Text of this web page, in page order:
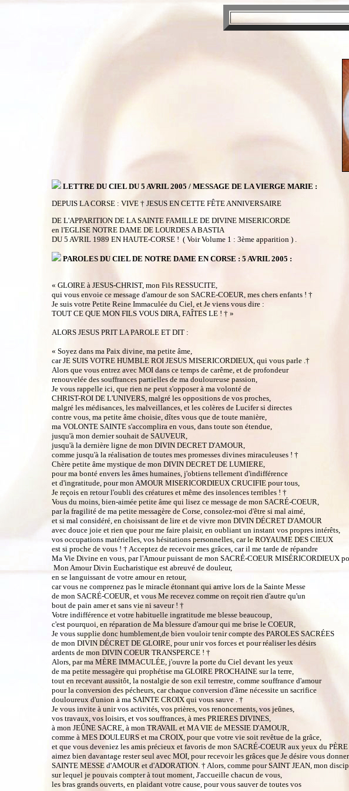
LETTRE DU CIEL DU 5 AVRIL 2005 / MESSAGE DE LA VIERGE MARIE :
DEPUIS LA CORSE : VIVE † JESUS EN CETTE FÊTE ANNIVERSAIRE
DE L'APPARITION DE LA SAINTE FAMILLE DE DIVINE MISERICORDE
en l'EGLISE NOTRE DAME DE LOURDES A BASTIA
DU 5 AVRIL 1989 EN HAUTE-CORSE ! ( Voir Volume 1 : 3ème apparition ) .
PAROLES DU CIEL DE NOTRE DAME EN CORSE : 5 AVRIL 2005 :
« GLOIRE à JESUS-CHRIST, mon Fils RESSUCITE,
qui vous envoie ce message d'amour de son SACRE-COEUR, mes chers enfants ! †
Je suis votre Petite Reine Immaculée du Ciel, et Je viens vous dire :
TOUT CE QUE MON FILS VOUS DIRA, FAÎTES LE ! † »
ALORS JESUS PRIT LA PAROLE ET DIT :
« Soyez dans ma Paix divine, ma petite âme,
car JE SUIS VOTRE HUMBLE ROI JESUS MISERICORDIEUX, qui vous parle .†
Alors que vous entrez avec MOI dans ce temps de carême, et de profondeur
renouvelée des souffrances partielles de ma douloureuse passion,
Je vous rappelle ici, que rien ne peut s'opposer à ma volonté de
CHRIST-ROI DE L'UNIVERS, malgré les oppositions de vos proches,
malgré les médisances, les malveillances, et les colères de Lucifer si directes
contre vous, ma petite âme choisie, dîtes vous que de toute manière,
ma VOLONTE SAINTE s'accomplira en vous, dans toute son étendue,
jusqu'à mon dernier souhait de SAUVEUR,
jusqu'à la dernière ligne de mon DIVIN DECRET D'AMOUR,
comme jusqu'à la réalisation de toutes mes promesses divines miraculeuses ! †
Chère petite âme mystique de mon DIVIN DECRET DE LUMIERE,
pour ma bonté envers les âmes humaines, j'obtiens tellement d'indifférence
et d'ingratitude, pour mon AMOUR MISERICORDIEUX CRUCIFIE pour tous,
Je reçois en retour l'oubli des créatures et même des insolences terribles ! †
Vous du moins, bien-aimée petite âme qui lisez ce message de mon SACRÉ-COEUR,
par la fragilité de ma petite messagère de Corse, consolez-moi d'être si mal aimé,
et si mal considéré, en choisissant de lire et de vivre mon DIVIN DÉCRET D'AMOUR
avec douce joie et rien que pour me faire plaisir, en oubliant un instant vos propres intérêts,
vos occupations matérielles, vos hésitations personnelles, car le ROYAUME DES CIEUX
est si proche de vous ! † Acceptez de recevoir mes grâces, car il me tarde de répandre
Ma Vie Divine en vous, par l'Amour puissant de mon SACRÉ-COEUR MISÉRICORDIEUX
Mon Amour Divin Eucharistique est abreuvé de douleur,
en se languissant de votre amour en retour,
car vous ne comprenez pas le miracle étonnant qui arrive lors de la Sainte Messe
de mon SACRÉ-COEUR, et vous Me recevez comme on reçoit rien d'autre qu'un
bout de pain amer et sans vie ni saveur ! †
Votre indifférence et votre habituelle ingratitude me blesse beaucoup,
c'est pourquoi, en réparation de Ma blessure d'amour qui me brise le COEUR,
Je vous supplie donc humblement,de bien vouloir tenir compte des PAROLES SACRÉES
de mon DIVIN DÉCRET DE GLOIRE, pour unir vos forces et pour réaliser les désirs
ardents de mon DIVIN COEUR TRANSPERCE ! †
Alors, par ma MÈRE IMMACULÉE, j'ouvre la porte du Ciel devant les yeux
de ma petite messagère qui prophétise ma GLOIRE PROCHAINE sur la terre,
tout en recevant aussitôt, la nostalgie de son exil terrestre, comme souffrance d'amour
pour la conversion des pécheurs, car chaque conversion d'âme nécessite un sacrifice
douloureux d'union à ma SAINTE CROIX qui vous sauve . †
Je vous invite à unir vos activités, vos prières, vos renoncements, vos jeûnes,
vos travaux, vos loisirs, et vos souffrances, à mes PRIERES DIVINES,
à mon JEÛNE SACRE, à mon TRAVAIL et MA VIE de MESSIE D'AMOUR,
comme à MES DOULEURS et ma CROIX, pour que votre vie soit revêtue de la grâce,
et que vous deveniez les amis précieux et favoris de mon SACRÉ-COEUR aux yeux du
aimez bien davantage rester seul avec MOI, pour recevoir les grâces que Je désire vous
SAINTE MESSE d'AMOUR et d'ADORATION. † Alors, comme pour SAINT JEAN, mon
sur lequel je pouvais compter à tout moment, J'accueille chacun de vous,
les bras grands ouverts, en plaidant votre cause, pour vous sauver de toutes vos